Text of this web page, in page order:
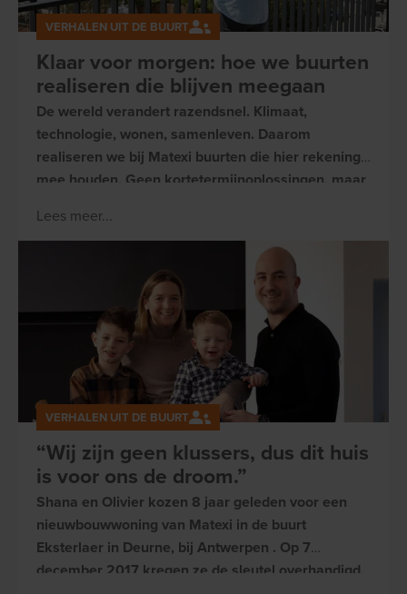
VERHALEN UIT DE BUURT
Klaar voor morgen: hoe we buurten
realiseren die blijven meegaan
De wereld verandert razendsnel. Klimaat,
technologie, wonen, samenleven. Daarom
realiseren we bij Matexi buurten die hier rekening
mee houden. Geen kortetermijnoplossingen, maar
nog steeds graag zullen wonen. Flexibel,
duurzaam, verbonden met hun omgeving én met
elkaar. Maar hoe doen onze collega's van de
Neighbourhood Studio dat?
Lees meer...
VERHALEN UIT DE BUURT
“Wij zijn geen klussers, dus dit huis
is voor ons de droom.”
Shana en Olivier kozen 8 jaar geleden voor een
nieuwbouwwoning van Matexi in de buurt
Eksterlaer in Deurne, bij Antwerpen . Op 7
december 2017 kregen ze de sleutel overhandigd,